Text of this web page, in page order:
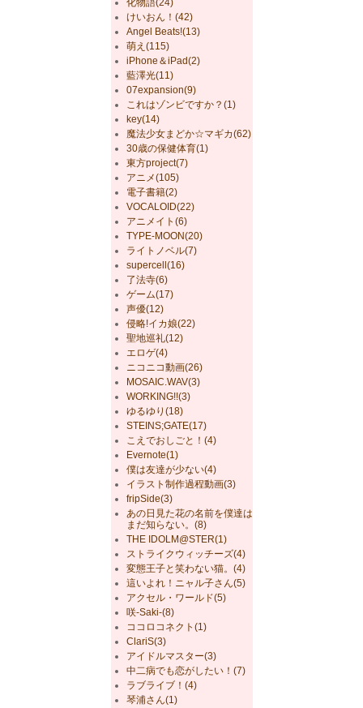
化物語(24)
けいおん！(42)
Angel Beats!(13)
萌え(115)
iPhone＆iPad(2)
藍澤光(11)
07expansion(9)
これはゾンビですか？(1)
key(14)
魔法少女まどか☆マギカ(62)
30歳の保健体育(1)
東方project(7)
アニメ(105)
電子書籍(2)
VOCALOID(22)
アニメイト(6)
TYPE-MOON(20)
ライトノベル(7)
supercell(16)
了法寺(6)
ゲーム(17)
声優(12)
侵略!イカ娘(22)
聖地巡礼(12)
エロゲ(4)
ニコニコ動画(26)
MOSAIC.WAV(3)
WORKING!!(3)
ゆるゆり(18)
STEINS;GATE(17)
こえでおしごと！(4)
Evernote(1)
僕は友達が少ない(4)
イラスト制作過程動画(3)
fripSide(3)
あの日見た花の名前を僕達は
まだ知らない。(8)
THE IDOLM@STER(1)
ストライクウィッチーズ(4)
変態王子と笑わない猫。(4)
這いよれ！ニャル子さん(5)
アクセル・ワールド(5)
咲-Saki-(8)
ココロコネクト(1)
ClariS(3)
アイドルマスター(3)
中二病でも恋がしたい！(7)
ラブライブ！(4)
琴浦さん(1)